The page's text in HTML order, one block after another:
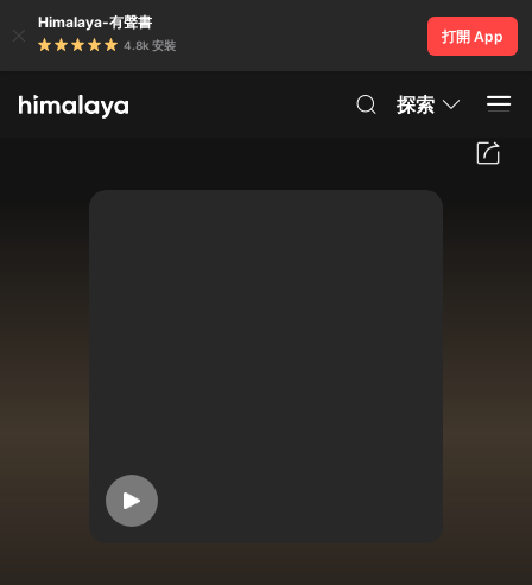
Himalaya-有聲書
4.8k 安裝
打開 App
探索